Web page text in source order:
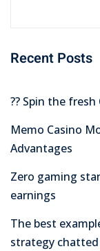
Recent Posts
?? Spin the
Memo Casino
Advantages
Zero gaming
earnings
The best
strategy chatted